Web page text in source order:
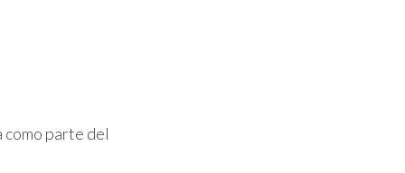
como parte del